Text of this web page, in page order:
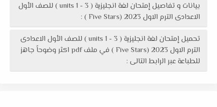
بيانات و تفاصيل إمتحان لغة انجليزية ( units 1 - 3 ) للصف الأول
الاعدادى الترم الاول 2023 (Five Stars ) :
تحميل إمتحان لغة انجليزية ( units 1 - 3 ) للصف الأول الاعدادى
الترم الاول 2023 (Five Stars ) في ملف pdf اكثر وضوحاً جاهز
للطباعة عبر الرابط التالى :